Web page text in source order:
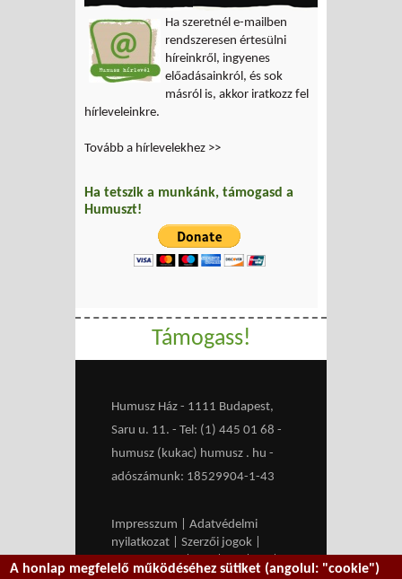
Ha szeretnél e-mailben
rendszeresen értesülni
híreinkről, ingyenes
előadásainkról, és sok
másról is, akkor iratkozz fel
hírleveleinkre.
Tovább a hírlevelekhez >>
Ha tetszik a munkánk, támogasd a
Humuszt!
Támogass!
Humusz Ház - 1111 Budapest,
Saru u. 11. - Tel: (1) 445 01 68 -
humusz (kukac) humusz . hu -
adószámunk: 18529904-1-43
Impresszum
Adatvédelmi
nyilatkozat
Szerzői jogok
Médiaajánlat
RSS HU| EN
A honlap megfelelő működéséhez sütiket (angolul: "cookie")